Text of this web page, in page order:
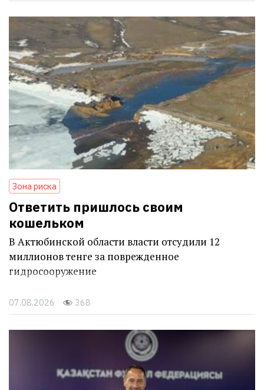
Зона риска
Ответить пришлось своим
кошельком
В Актюбинской области власти отсудили 12
миллионов тенге за поврежденное
гидросооружение
07.08.2026 368